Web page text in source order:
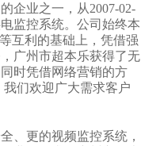
企业之一，从2007-02-
监控系统。公司始终本
互利的基础上，凭借强
广州市超本乐获得了无
时凭借网络营销的方
们欢迎广大需求客户
、更的视频监控系统，